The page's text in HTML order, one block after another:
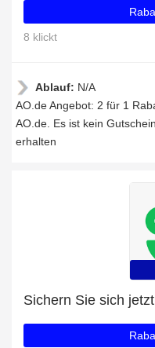
8 klickt
Ablauf: N/A
AO.de Angebot: 2 für 1
AO.de. Es ist kein
erhalten
Sichern Sie sich